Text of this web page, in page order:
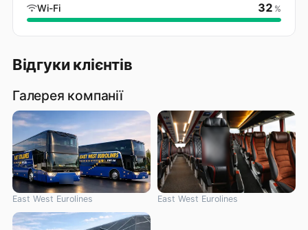
Wi-Fi 32 %
Відгуки клієнтів
Галерея компанії
East West Eurolines East West Eurolines